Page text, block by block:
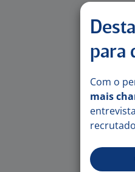
para
Com o
mais